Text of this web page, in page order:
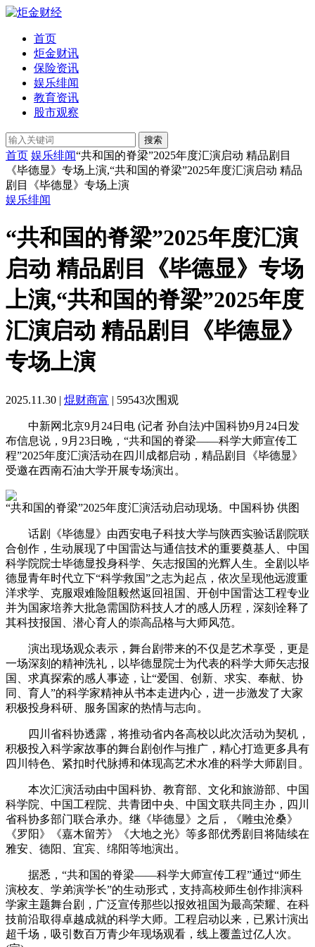
首页
炬金财讯
保险资讯
娱乐绯闻
教育资讯
股市观察
搜索
首页 娱乐绯闻“共和国的脊梁”2025年度汇演启动 精品剧目
《毕德显》专场上演,“共和国的脊梁”2025年度汇演启动 精品
剧目《毕德显》专场上演
娱乐绯闻
“共和国的脊梁”2025年度汇演
启动 精品剧目《毕德显》专场
上演,“共和国的脊梁”2025年度
汇演启动 精品剧目《毕德显》
专场上演
2025.11.30 | 焜财商富 | 59543次围观
中新网北京9月24日电 (记者 孙自法)中国科协9月24日发
布信息说，9月23日晚，“共和国的脊梁——科学大师宣传工
程”2025年度汇演活动在四川成都启动，精品剧目《毕德显》
受邀在西南石油大学开展专场演出。
“共和国的脊梁”2025年度汇演活动启动现场。中国科协 供图
话剧《毕德显》由西安电子科技大学与陕西实验话剧院联
合创作，生动展现了中国雷达与通信技术的重要奠基人、中国
科学院院士毕德显投身科学、矢志报国的光辉人生。全剧以毕
德显青年时代立下“科学救国”之志为起点，依次呈现他远渡重
洋求学、克服艰难险阻毅然返回祖国、开创中国雷达工程专业
并为国家培养大批急需国防科技人才的感人历程，深刻诠释了
其科技报国、潜心育人的崇高品格与大师风范。
演出现场观众表示，舞台剧带来的不仅是艺术享受，更是
一场深刻的精神洗礼，以毕德显院士为代表的科学大师矢志报
国、求真探索的感人事迹，让“爱国、创新、求实、奉献、协
同、育人”的科学家精神从书本走进内心，进一步激发了大家
积极投身科研、服务国家的热情与志向。
四川省科协透露，将推动省内各高校以此次活动为契机，
积极投入科学家故事的舞台剧创作与推广，精心打造更多具有
四川特色、紧扣时代脉搏和体现高艺术水准的科学大师剧目。
本次汇演活动由中国科协、教育部、文化和旅游部、中国
科学院、中国工程院、共青团中央、中国文联共同主办，四川
省科协多部门联合承办。继《毕德显》之后，《雕虫沧桑》
《罗阳》《嘉木留芳》《大地之光》等多部优秀剧目将陆续在
雅安、德阳、宜宾、绵阳等地演出。
据悉，“共和国的脊梁——科学大师宣传工程”通过“师生
演校友、学弟演学长”的生动形式，支持高校师生创作排演科
学家主题舞台剧，广泛宣传那些以报效祖国为最高荣耀、在科
技前沿取得卓越成就的科学大师。工程启动以来，已累计演出
超千场，吸引数百万青少年现场观看，线上覆盖过亿人次。